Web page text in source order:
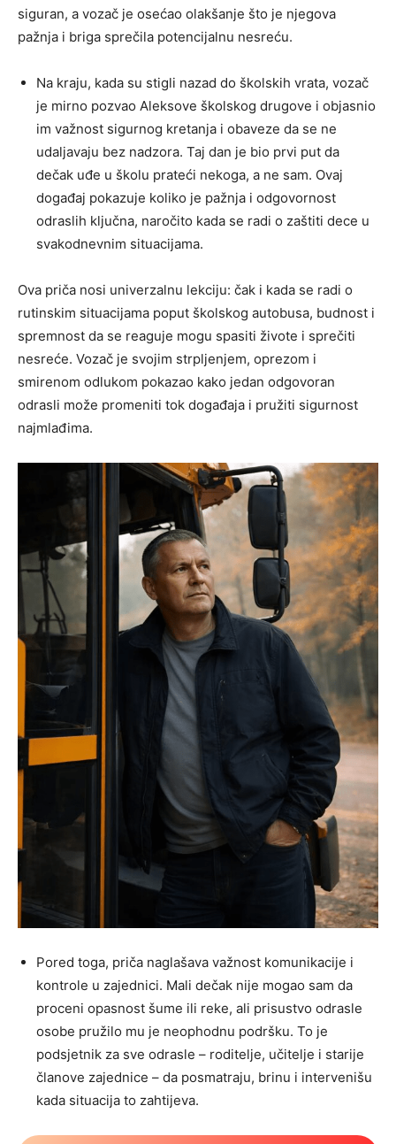
siguran, a vozač je osećao olakšanje što je njegova
pažnja i briga sprečila potencijalnu nesreću.
Na kraju, kada su stigli nazad do školskih vrata, vozač
je mirno pozvao Aleksove školskog drugove i objasnio
im važnost sigurnog kretanja i obaveze da se ne
udaljavaju bez nadzora. Taj dan je bio prvi put da
dečak uđe u školu prateći nekoga, a ne sam. Ovaj
događaj pokazuje koliko je pažnja i odgovornost
odraslih ključna, naročito kada se radi o zaštiti dece u
svakodnevnim situacijama.
Ova priča nosi univerzalnu lekciju: čak i kada se radi o
rutinskim situacijama poput školskog autobusa, budnost i
spremnost da se reaguje mogu spasiti živote i sprečiti
nesreće. Vozač je svojim strpljenjem, oprezom i
smirenom odlukom pokazao kako jedan odgovoran
odrasli može promeniti tok događaja i pružiti sigurnost
najmlađima.
Pored toga, priča naglašava važnost komunikacije i
kontrole u zajednici. Mali dečak nije mogao sam da
proceni opasnost šume ili reke, ali prisustvo odrasle
osobe pružilo mu je neophodnu podršku. To je
podsjetnik za sve odrasle – roditelje, učitelje i starije
članove zajednice – da posmatraju, brinu i intervenišu
kada situacija to zahtijeva.